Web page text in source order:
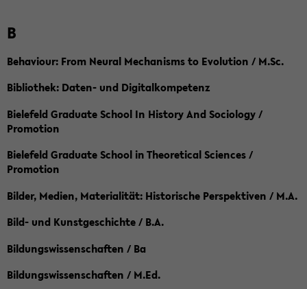
B
Behaviour: From Neural Mechanisms to Evolution / M.Sc.
Bibliothek: Daten- und Digitalkompetenz
Bielefeld Graduate School In History And Sociology /
Promotion
Bielefeld Graduate School in Theoretical Sciences /
Promotion
Bilder, Medien, Materialität: Historische Perspektiven / M.A.
Bild- und Kunstgeschichte / B.A.
Bildungswissenschaften / Ba
Bildungswissenschaften / M.Ed.